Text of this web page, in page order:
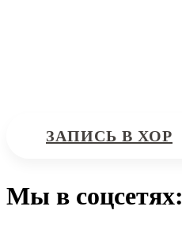
ЗАПИСЬ В ХОР
Мы в соцсетях: